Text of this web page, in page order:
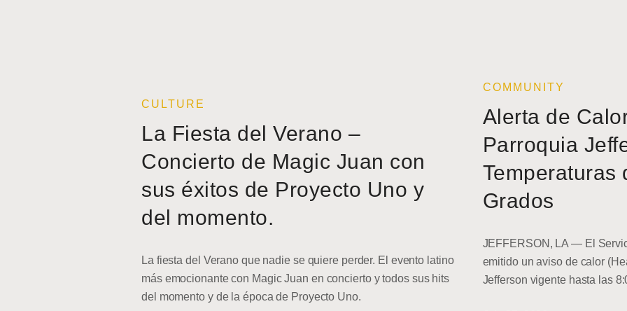
CULTURE
La Fiesta del Verano –
Concierto de Magic Juan con
sus éxitos de Proyecto Uno y
del momento.
La fiesta del Verano que nadie se quiere perder. El evento latino
más emocionante con Magic Juan en concierto y todos sus hits
del momento y de la época de Proyecto Uno.
COMMUNITY
Alerta de
Parroquia
Temperaturas
Grados
JEFFERSON, LA — El
emitido un aviso de calor
Jefferson vigente hasta las